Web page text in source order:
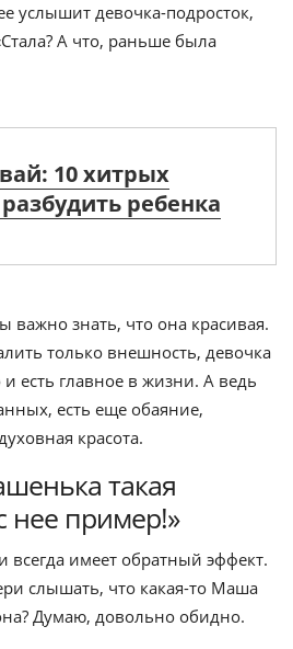
услышит девочка-подросток,
А что, раньше была
10 хитрых
ребенка
знать, что она красивая.
только внешность, девочка
есть главное в жизни. А ведь
есть еще обаяние,
красота.
такая
нее пример!»
всегда имеет обратный эффект.
слышать, что какая-то Маша
Думаю, довольно обидно.